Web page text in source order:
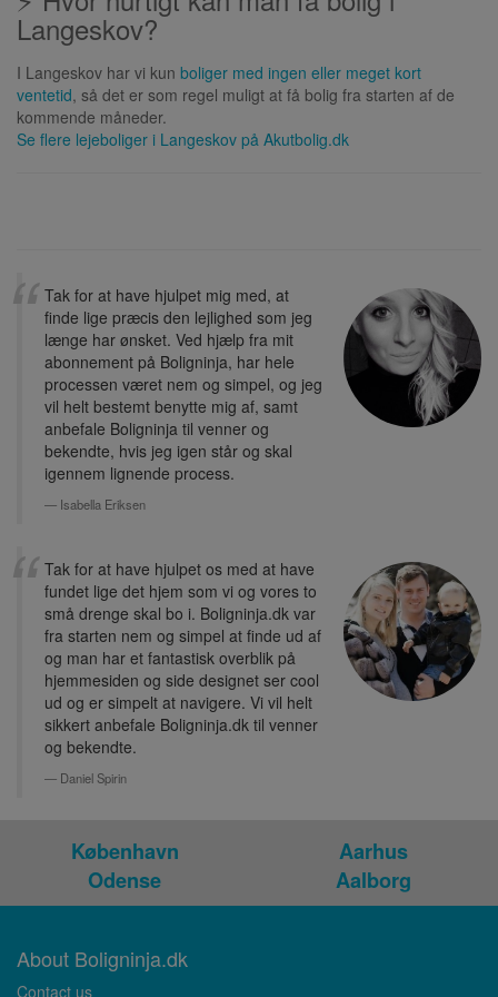
Langeskov?
I Langeskov har vi kun boliger med ingen eller meget kort
ventetid, så det er som regel muligt at få bolig fra starten af de
kommende måneder.
Se flere lejeboliger i Langeskov på Akutbolig.dk
Tak for at have hjulpet mig med, at
finde lige præcis den lejlighed som jeg
længe har ønsket. Ved hjælp fra mit
abonnement på Boligninja, har hele
processen været nem og simpel, og jeg
vil helt bestemt benytte mig af, samt
anbefale Boligninja til venner og
bekendte, hvis jeg igen står og skal
igennem lignende process.
Isabella Eriksen
Tak for at have hjulpet os med at have
fundet lige det hjem som vi og vores to
små drenge skal bo i. Boligninja.dk var
fra starten nem og simpel at finde ud af
og man har et fantastisk overblik på
hjemmesiden og side designet ser cool
ud og er simpelt at navigere. Vi vil helt
sikkert anbefale Boligninja.dk til venner
og bekendte.
Daniel Spirin
København
Aarhus
Odense
Aalborg
About Boligninja.dk
Contact us